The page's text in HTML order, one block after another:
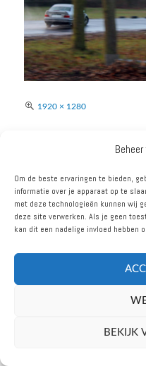
Om de beste ervaringen te bieden,
informatie over je apparaat op te
met deze technologieën kunnen wij
deze site verwerken. Als je geen
kan dit een nadelige invloed hebben
BEKIJK
Volledige
1920 × 1280
DRIFTIGE
WEEZE.
VOLG ONS